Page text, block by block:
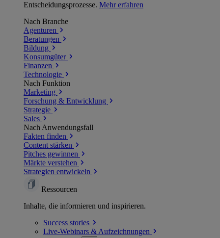
Entscheidungsprozesse. Mehr erfahren
Nach Branche
Agenturen
Beratungen
Bildung
Konsumgüter
Finanzen
Technologie
Nach Funktion
Marketing
Forschung & Entwicklung
Strategie
Sales
Nach Anwendungsfall
Fakten finden
Content stärken
Pitches gewinnen
Märkte verstehen
Strategien entwickeln
Ressourcen
Inhalte, die informieren und inspirieren.
Success stories
Live-Webinars & Aufzeichnungen